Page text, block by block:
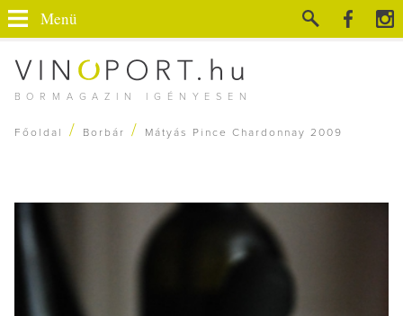
BORMAGAZIN IGÉNYESEN
Menü
Főoldal / Borbár / Mátyás Pince Chardonnay 2009